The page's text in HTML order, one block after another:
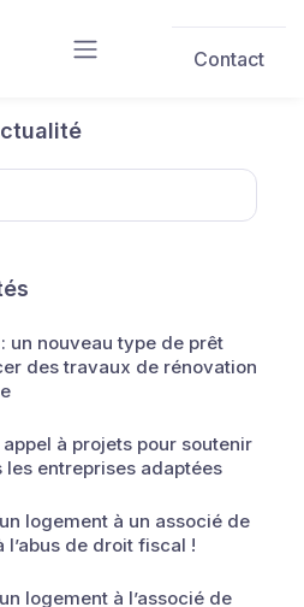
Contact
un nouveau type de prêt
des travaux de rénovation
à projets pour soutenir
les entreprises adaptées
logement à un associé de
l’abus de droit fiscal !
logement à l’associé de